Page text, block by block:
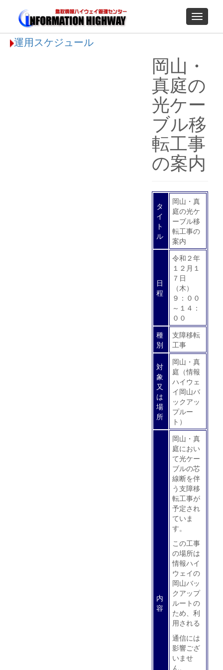
Toggle
運用スケジュール
岡山・
真庭の
光ケー
ブル移
転工事
の案内
タ
イ
ト
ル
岡山・真
庭の光ケ
ーブル移
転工事の
案内
日
程
令和２年
１２月１
７日
（木）
９：００
～１４：
００
種
別
支障移転
工事
対
象
又
は
場
所
岡山・真
庭（情報
ハイウェ
イ岡山バ
ックアッ
プルー
ト）
内
容
岡山・真
庭におい
て光ケー
ブルの芯
線断を伴
う支障移
転工事が
予定され
ていま
す。
この工事
の場所は
情報ハイ
ウェイの
岡山バッ
クアップ
ルートの
ため、利
用される
通信には
影響ござ
いませ
ん。